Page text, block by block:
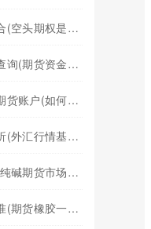
空头宽跨式期权组合(空头期权是什么意思)
期货大盘资金流向查询(期货资金流向查询)
怎样查自己有几个期货账户(如何查询自己有几个证券期货账户)
外汇行情基本面分析(外汇行情基本面分析实验报告)
纯碱期货市场分析(纯碱期货市场分析图)
橡胶期货以哪里为准(期货橡胶一手手续费)